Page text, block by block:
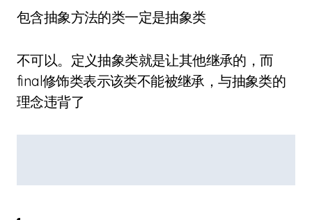
包含抽象方法的类一定是抽象类
不可以。定义抽象类就是让其他继承的，而
final修饰类表示该类不能被继承，与抽象类的
理念违背了